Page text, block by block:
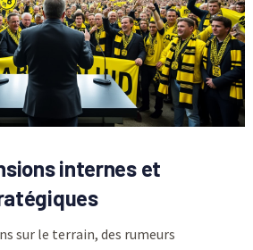
internes et
sur le terrain, des rumeurs